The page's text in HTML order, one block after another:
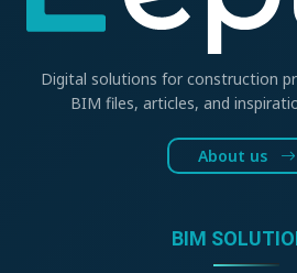
Digital solutions for construction
BIM files, articles, and
About us
BIM